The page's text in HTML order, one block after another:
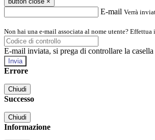
E-mail Verrà
Non hai una e-mail associata al nome utente?
E-mail inviata, si prega di controllare la
Errore
Chiudi
Successo
Chiudi
Informazione